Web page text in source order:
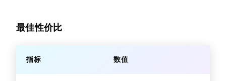
最佳性价比
指标 数值